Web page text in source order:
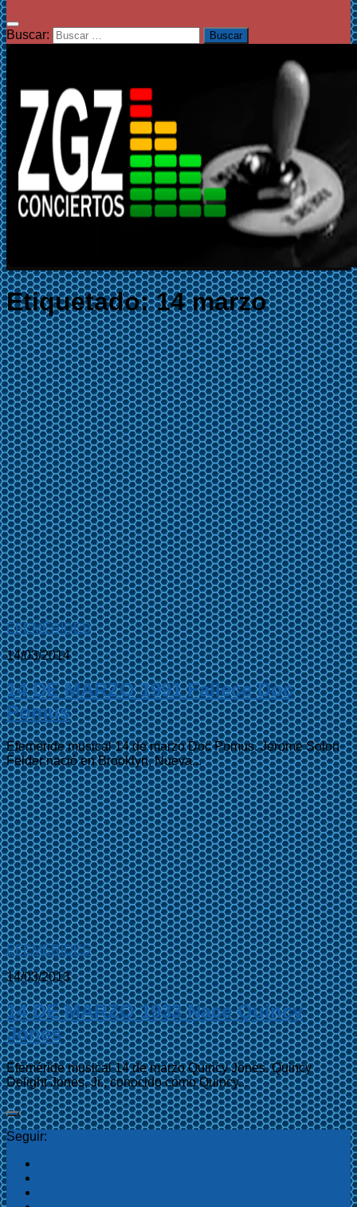
Buscar:
Etiquetado:14 marzo
EFEMÉRIDES
14/03/2014
14 DE MARZO 1991 Fallece Doc
Pomus
Efeméride musical 14 de marzo Doc Pomus. Jerome Solon
Felder nació en Brooklyn, Nueva...
EFEMÉRIDES
14/03/2013
14 DE MARZO 1933 Nace Quincy
Jones
Efeméride musical 14 de marzo Quincy Jones. Quincy
Delight Jones, Jr., conocido como Quincy...
Seguir: